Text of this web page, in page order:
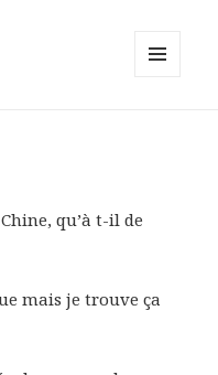
qu’à t-il de
mais je trouve ça